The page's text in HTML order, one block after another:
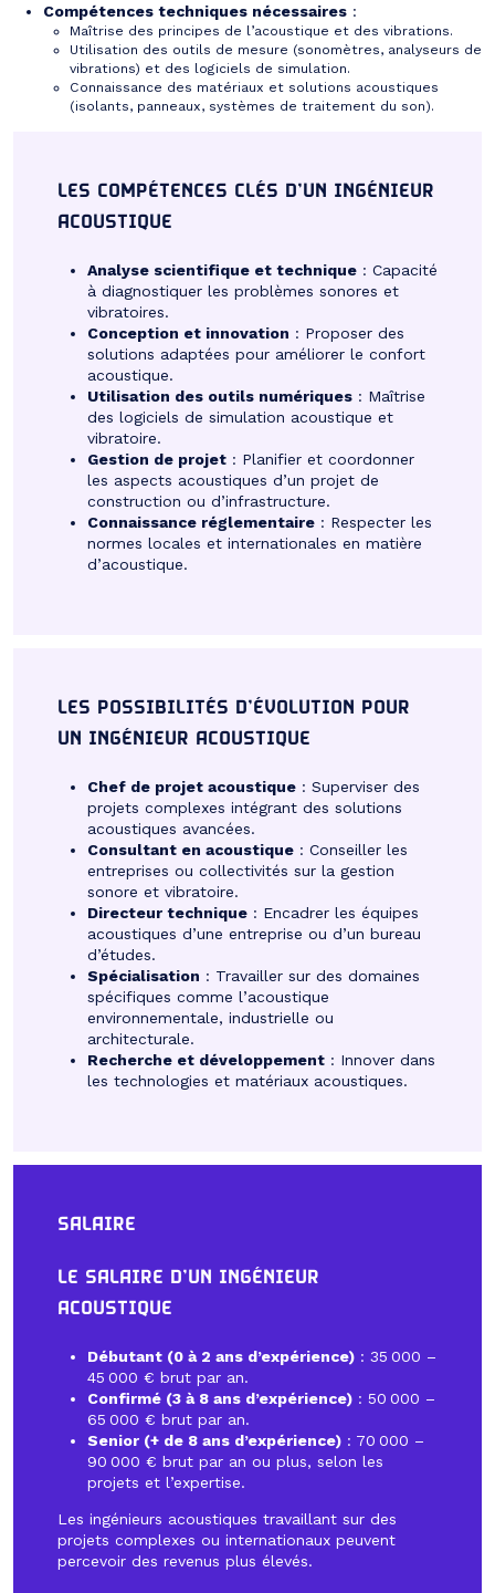
Compétences techniques nécessaires :
Maîtrise des principes de l’acoustique et des vibrations.
Utilisation des outils de mesure (sonomètres, analyseurs de
vibrations) et des logiciels de simulation.
Connaissance des matériaux et solutions acoustiques
(isolants, panneaux, systèmes de traitement du son).
LES COMPÉTENCES CLÉS D’UN INGÉNIEUR
ACOUSTIQUE
Analyse scientifique et technique : Capacité
à diagnostiquer les problèmes sonores et
vibratoires.
Conception et innovation : Proposer des
solutions adaptées pour améliorer le confort
acoustique.
Utilisation des outils numériques : Maîtrise
des logiciels de simulation acoustique et
vibratoire.
Gestion de projet : Planifier et coordonner
les aspects acoustiques d’un projet de
construction ou d’infrastructure.
Connaissance réglementaire : Respecter les
normes locales et internationales en matière
d’acoustique.
LES POSSIBILITÉS D’ÉVOLUTION POUR
UN INGÉNIEUR ACOUSTIQUE
Chef de projet acoustique : Superviser des
projets complexes intégrant des solutions
acoustiques avancées.
Consultant en acoustique : Conseiller les
entreprises ou collectivités sur la gestion
sonore et vibratoire.
Directeur technique : Encadrer les équipes
acoustiques d’une entreprise ou d’un bureau
d’études.
Spécialisation : Travailler sur des domaines
spécifiques comme l’acoustique
environnementale, industrielle ou
architecturale.
Recherche et développement : Innover dans
les technologies et matériaux acoustiques.
SALAIRE
LE SALAIRE D’UN INGÉNIEUR
ACOUSTIQUE
Débutant (0 à 2 ans d’expérience) : 35 000 –
45 000 € brut par an.
Confirmé (3 à 8 ans d’expérience) : 50 000 –
65 000 € brut par an.
Senior (+ de 8 ans d’expérience) : 70 000 –
90 000 € brut par an ou plus, selon les
projets et l’expertise.
Les ingénieurs acoustiques travaillant sur des
projets complexes ou internationaux peuvent
percevoir des revenus plus élevés.